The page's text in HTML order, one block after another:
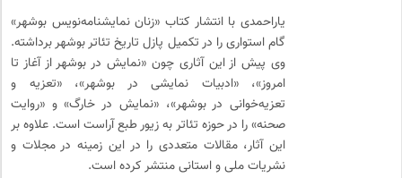
یاراحمدی با انتشار کتاب «زنان نمایشنامه‌نویس بوشهر»
گام استواری را در تکمیل پازل تاریخ تئاتر بوشهر برداشته.
وی پیش از این آثاری چون «نمایش در بوشهر از آغاز تا
امروز»، «ادبیات نمایشی در بوشهر»، «تعزیه و
تعزیه‌خوانی در بوشهر»، «نمایش در خارگ» و «روایت
صحنه» را در حوزه تئاتر به زیور طبع آراست است. علاوه بر
این آثار، مقالات متعددی را در این زمینه در مجلات و
نشریات ملی و استانی منتشر کرده است.